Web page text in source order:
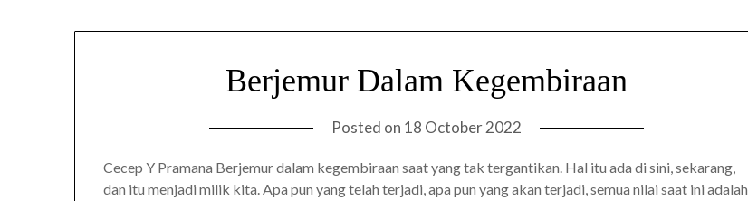
Berjemur Dalam Kegembiraan
Posted on 18 October 2022
Cecep Y Pramana Berjemur dalam kegembiraan saat yang tak tergantikan. Hal itu ada di sini, sekarang,
dan itu menjadi milik kita. Apa pun yang telah terjadi, apa pun yang akan terjadi, semua nilai saat ini adalah